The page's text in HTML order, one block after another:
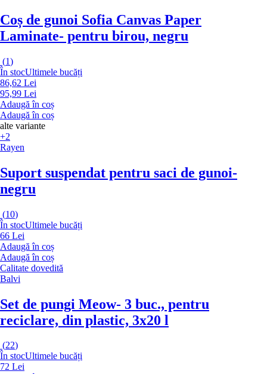
Coș de gunoi Sofia Canvas Paper
Laminate- pentru birou, negru
(1)
În stocUltimele bucăți
86,62 Lei
95,99 Lei
Adaugă în coș
Adaugă în coș
alte variante
+2
Rayen
Suport suspendat pentru saci de gunoi-
negru
(10)
În stocUltimele bucăți
66 Lei
Adaugă în coș
Adaugă în coș
Calitate dovedită
Balvi
Set de pungi Meow- 3 buc., pentru
reciclare, din plastic, 3x20 l
(22)
În stocUltimele bucăți
72 Lei